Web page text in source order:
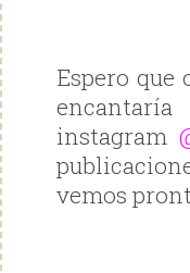
Espero que
instagram
vemos